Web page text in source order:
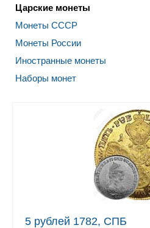
Царские монеты
Монеты СССР
Монеты России
Иностранные монеты
Наборы монет
5 рублей 1782, СПБ